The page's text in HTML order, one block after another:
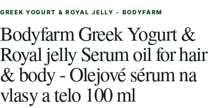
GREEK YOGURT & ROYAL JELLY - BODYFARM
Bodyfarm Greek Yogurt &
Royal jelly Serum oil for hair
& body - Olejové sérum na
vlasy a telo 100 ml